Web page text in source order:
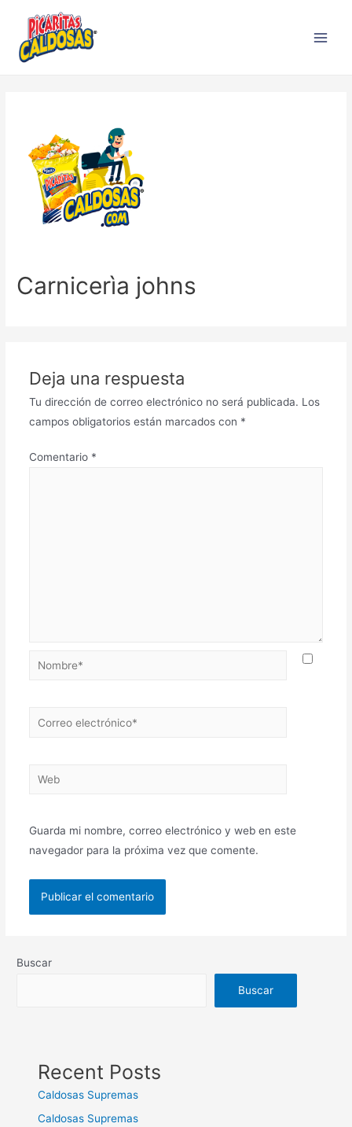
Carnicerìa johns
Deja una respuesta
Tu dirección de correo electrónico no será publicada. Los
campos obligatorios están marcados con *
Comentario *
Guarda mi nombre, correo electrónico y web en este
navegador para la próxima vez que comente.
Buscar
Buscar
Recent Posts
Caldosas Supremas
Caldosas Supremas